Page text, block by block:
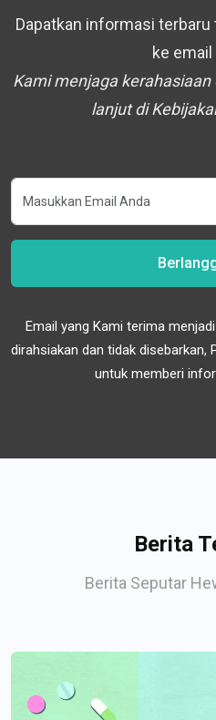
Dapatkan informasi
ke email
Kami menjaga
lanjut di
Email yang Kami terima
dirahsiakan dan tidak disebarkan,
untuk memberi
Berita
Berita Seputar